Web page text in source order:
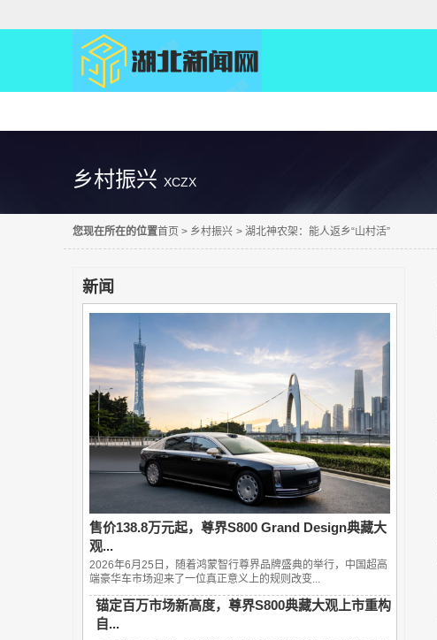
乡村振兴 XCZX
您现在所在的位置首页 > 乡村振兴 > 湖北神农架：能人返乡“山村活”
新闻
售价138.8万元起，尊界S800 Grand Design典藏大
观...
2026年6月25日，随着鸿蒙智行尊界品牌盛典的举行，中国超高
端豪华车市场迎来了一位真正意义上的规则改变...
锚定百万市场新高度，尊界S800典藏大观上市重构
自...